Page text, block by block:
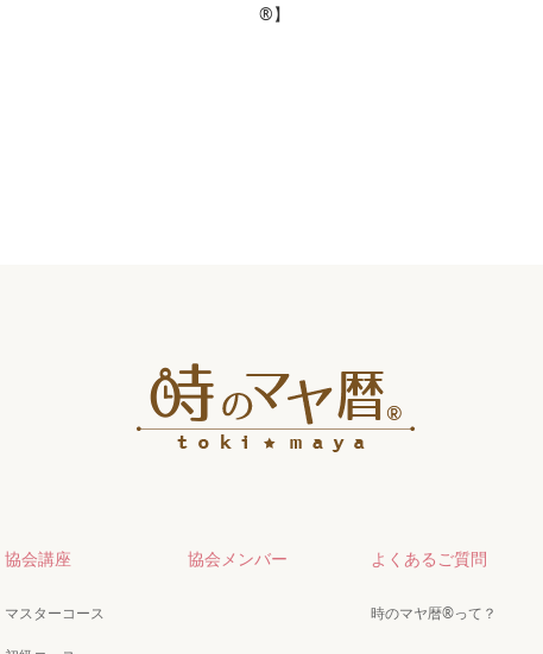
®︎】
協会講座
マスターコース
協会メンバー よくあるご質問
時のマヤ暦®って？